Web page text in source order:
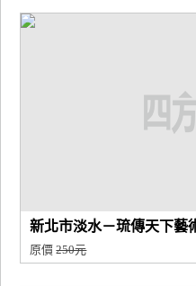
計
新北市淡水－琉傳天下藝
原價250元